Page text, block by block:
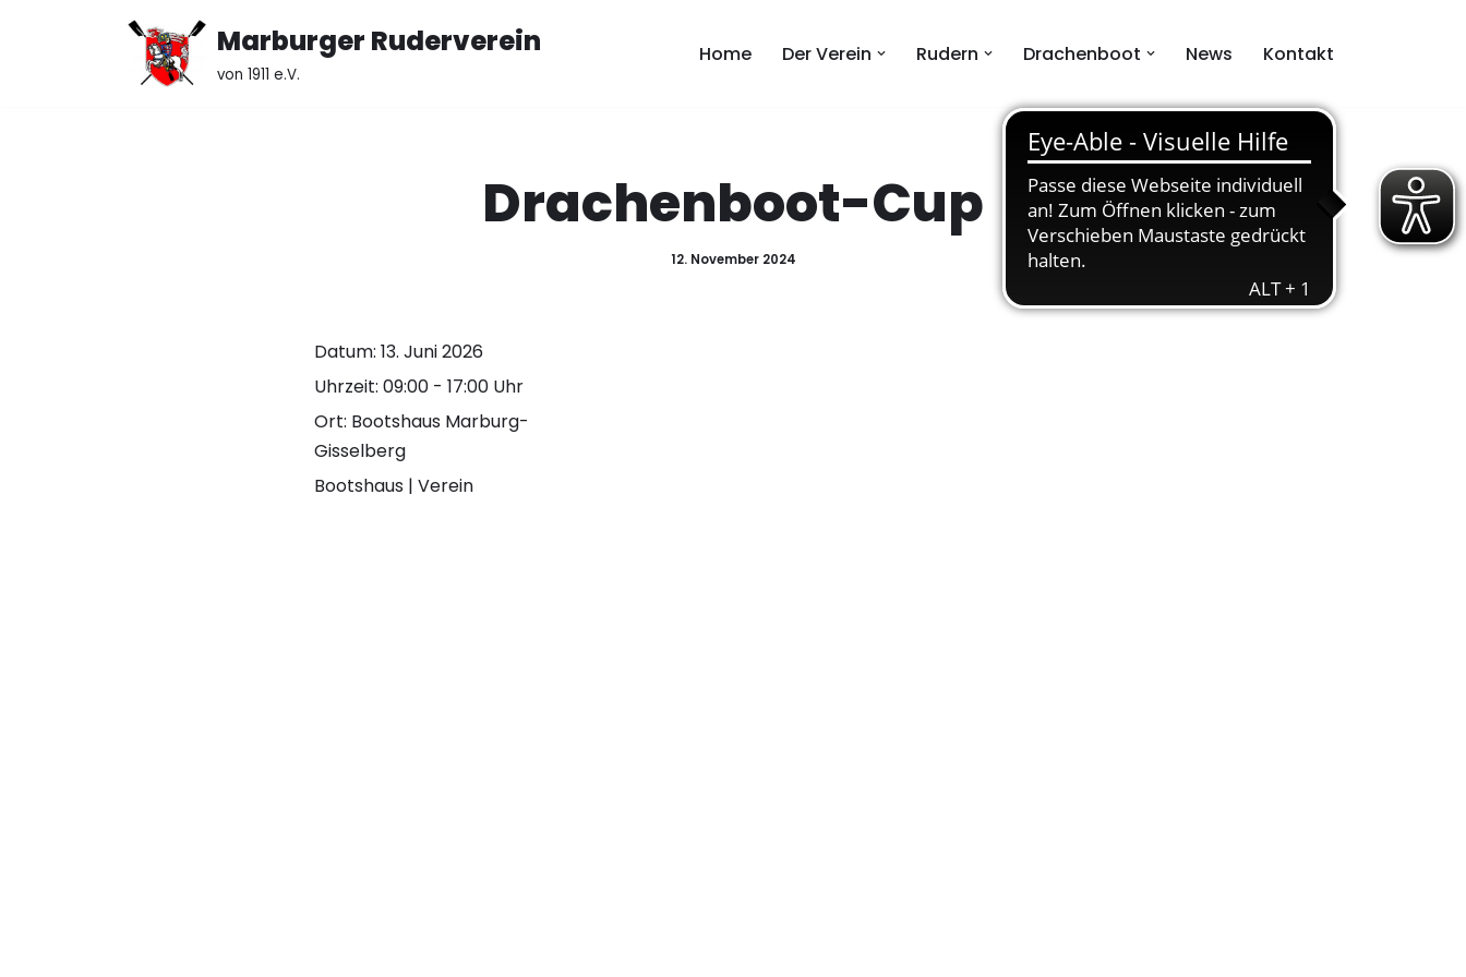
Marburger Ruderverein
von 1911 e.V.
Home Der Verein Rudern Drachenboot News Kontakt
Drachenboot-Cup
12. November 2024
Datum: 13. Juni 2026
Uhrzeit: 09:00 - 17:00 Uhr
Ort: Bootshaus Marburg-
Gisselberg
Bootshaus | Verein